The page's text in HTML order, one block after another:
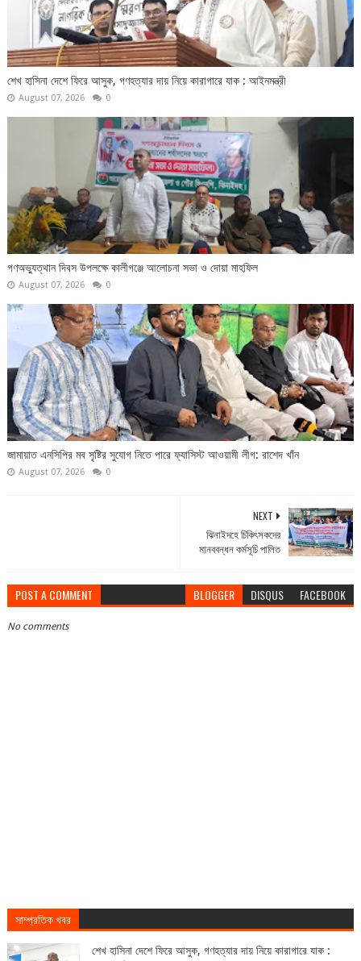
শেখ হাসিনা দেশে ফিরে আসুক, গণহত্যার দায় নিয়ে কারাগারে যাক : আইনমন্ত্রী
August 07, 2026 0
গণঅভ্যুত্থান দিবস উপলক্ষে কালীগঞ্জে আলোচনা সভা ও দোয়া মাহফিল
August 07, 2026 0
জামায়াত এনসিপির মব সৃষ্টির সুযোগ নিতে পারে ফ্যাসিস্ট আওয়ামী লীগ: রাশেদ খাঁন
August 07, 2026 0
NEXT
ঝিনাইদহে চিকিৎসকদের
মানববন্ধন কর্মসূচি পালিত
POST A COMMENT BLOGGER DISQUS FACEBOOK
No comments
সাম্প্রতিক খবর
শেখ হাসিনা দেশে ফিরে আসুক, গণহত্যার দায় নিয়ে কারাগারে যাক :